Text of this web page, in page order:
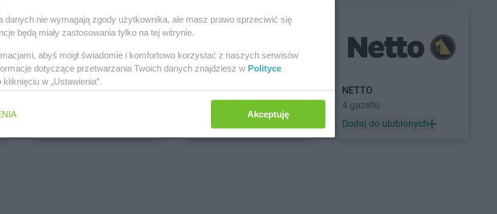
9 gazetek
NETTO
4 gazetki
Dodaj do ulubionych
danych nie wymagają zgody użytkownika, ale masz prawo sprzeciwić się
będą miały zastosowania tylko na tej witrynie.
abyś mógł świadomie i komfortowo korzystać z naszych serwisów
dotyczące przetwarzania Twoich danych znajdziesz w Polityce
kliknięciu w „Ustawienia”.
Akceptuję